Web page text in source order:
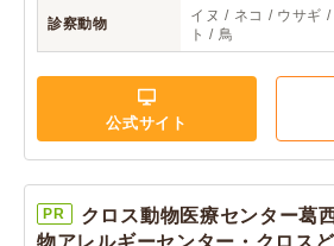
診察動物
イヌ / ネコ / ウサギ
ト / 鳥
公式サイト
PR
クロス動物医療センター葛
物アレルギーセンター・クロス